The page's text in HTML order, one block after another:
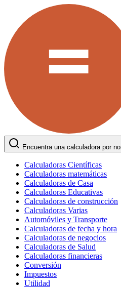
Encuentra una calculadora por
Calculadoras Científicas
Calculadoras matemáticas
Calculadoras de Casa
Calculadoras Educativas
Calculadoras de construcción
Calculadoras Varias
Automóviles y Transporte
Calculadoras de fecha y hora
Calculadoras de negocios
Calculadoras de Salud
Calculadoras financieras
Conversión
Impuestos
Utilidad